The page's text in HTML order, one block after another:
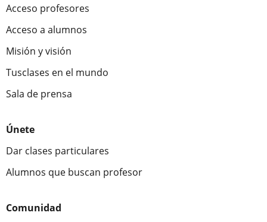
Acceso profesores
Acceso a alumnos
Misión y visión
Tusclases en el mundo
Sala de prensa
Únete
Dar clases particulares
Alumnos que buscan profesor
Comunidad